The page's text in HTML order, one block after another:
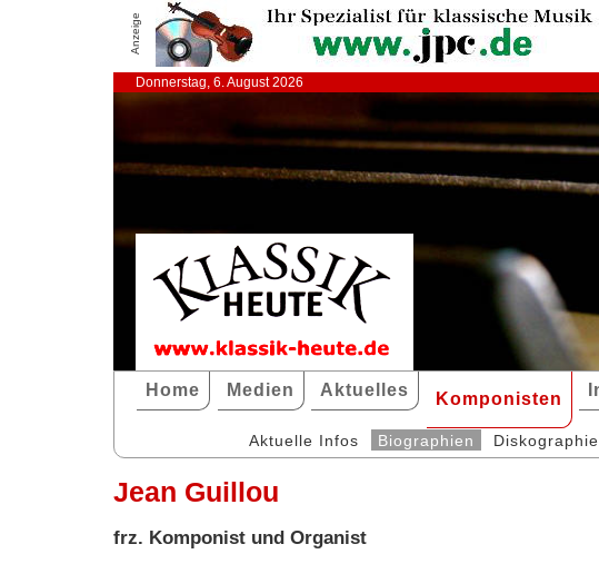
Anzeige
Donnerstag, 6. August 2026
Home Medien Aktuelles Komponisten
Aktuelle Infos Biographien
Jean Guillou
frz. Komponist und Organist